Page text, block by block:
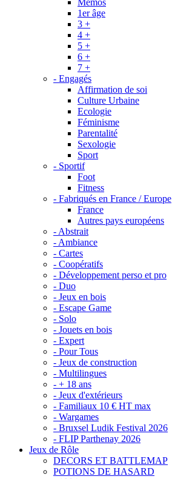
Mémos
1er âge
3 +
4 +
5 +
6 +
7 +
- Engagés
Affirmation de soi
Culture Urbaine
Ecologie
Féminisme
Parentalité
Sexologie
Sport
- Sportif
Foot
Fitness
- Fabriqués en France / Europe
France
Autres pays européens
- Abstrait
- Ambiance
- Cartes
- Coopératifs
- Développement perso et pro
- Duo
- Jeux en bois
- Escape Game
- Solo
- Jouets en bois
- Expert
- Pour Tous
- Jeux de construction
- Multilingues
- + 18 ans
- Jeux d'extérieurs
- Familiaux 10 € HT max
- Wargames
- Bruxsel Ludik Festival 2026
- FLIP Parthenay 2026
Jeux de Rôle
DECORS ET BATTLEMAP
POTIONS DE HASARD